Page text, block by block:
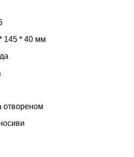
145 * 40 мм
отвореном